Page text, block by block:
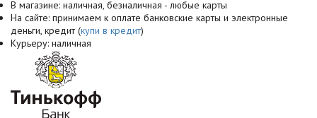
В магазине: наличная, безналичная - любые карты
На сайте: принимаем к оплате банковские карты и электронные
деньги, кредит (купи в кредит)
Курьеру: наличная